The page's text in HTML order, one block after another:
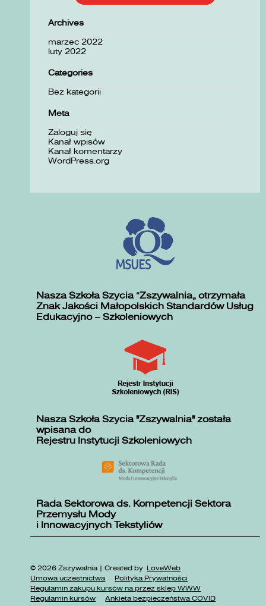
Archives
marzec 2022
luty 2022
Categories
Bez kategorii
Meta
Zaloguj się
Kanał wpisów
Kanał komentarzy
WordPress.org
Nasza Szkoła Szycia „Zszywalnia” otrzymała
Znak Jakości Małopolskich Standardów Usług
Edukacyjno – Szkoleniowych
Nasza Szkoła Szycia "Zszywalnia" została
wpisana do
Rejestru Instytucji Szkoleniowych
Rada Sektorowa ds. Kompetencji Sektora
Przemysłu Mody
i Innowacyjnych Tekstyliów
© 2026 Zszywalnia | Created by LoveWeb
Umowa uczestnictwa
Polityka Prywatności
Regulamin zakupu kursów na przez sklep WWW
Regulamin kursów
Ankieta bezpieczeństwa COVID